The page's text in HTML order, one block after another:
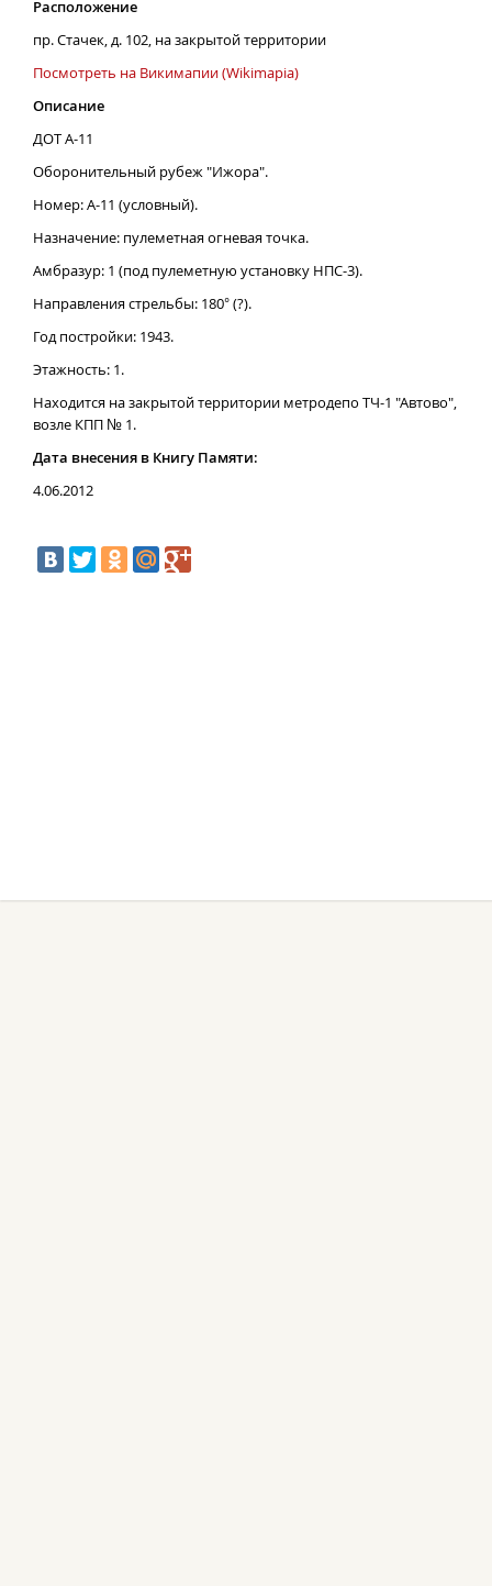
Расположение
пр. Стачек, д. 102, на закрытой территории
Посмотреть на Викимапии (Wikimapia)
Описание
ДОТ А-11
Оборонительный рубеж "Ижора".
Номер: А-11 (условный).
Назначение: пулеметная огневая точка.
Амбразур: 1 (под пулеметную установку НПС-3).
Направления стрельбы: 180° (?).
Год постройки: 1943.
Этажность: 1.
Находится на закрытой территории метродепо ТЧ-1 "Автово",
возле КПП № 1.
Дата внесения в Книгу Памяти:
4.06.2012